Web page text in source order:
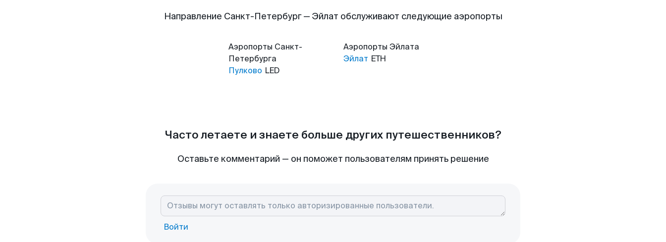
Направление Санкт-Петербург — Эйлат обслуживают следующие аэропорты
Аэропорты Санкт-
Петербурга
Пулково LED
Аэропорты Эйлата
Эйлат ETH
Часто летаете и знаете больше других путешественников?
Оставьте комментарий — он поможет пользователям принять решение
Войти